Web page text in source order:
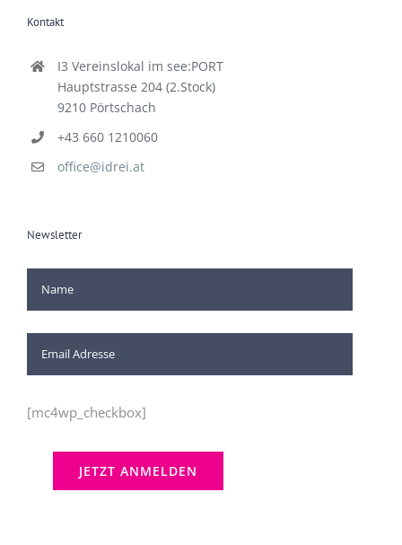
Kontakt
I3 Vereinslokal im see:PORT
Hauptstrasse 204 (2.Stock)
9210 Pörtschach
+43 660 1210060
office@idrei.at
Newsletter
[mc4wp_checkbox]